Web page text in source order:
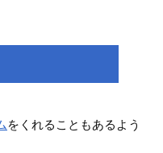
をくれることもあるよう